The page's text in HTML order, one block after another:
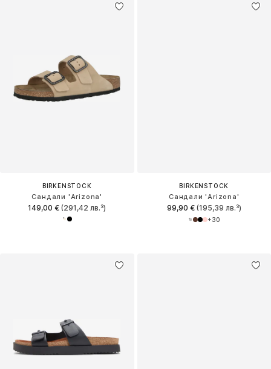
BIRKENSTOCK
Сандали 'Arizona'
149,00 € (291,42 лв.³)
BIRKENSTOCK
Сандали 'Arizona'
99,90 €(195,39 лв.³)
+30